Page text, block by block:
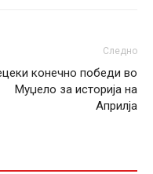
Следно
конечно победи во
Муџело за историја на
Априлја